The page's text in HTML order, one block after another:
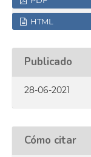
HTML
Publicado
28-06-2021
Cómo citar